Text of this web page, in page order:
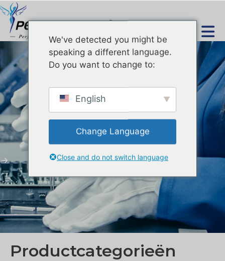
Producten
Huis
Producten
Zuurstofstraal Hydra Dermabrasion
Productcategorieën
We've detected you might be
speaking a different language.
Do you want to change to:
English
Change Language
Close and do not switch language